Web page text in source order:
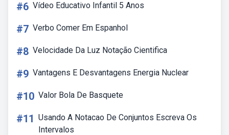
#6 Vídeo Educativo Infantil 5 Anos
#7 Verbo Comer Em Espanhol
#8 Velocidade Da Luz Notação Cientifica
#9 Vantagens E Desvantagens Energia Nuclear
#10 Valor Bola De Basquete
#11 Usando A Notacao De Conjuntos Escreva Os
Intervalos